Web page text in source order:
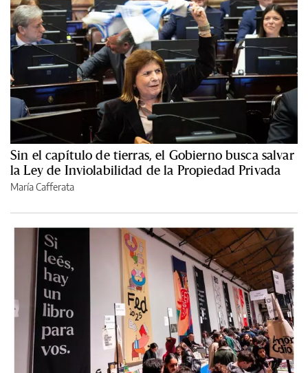
Sin el capítulo de tierras, el Gobierno busca salvar
la Ley de Inviolabilidad de la Propiedad Privada
María Cafferata